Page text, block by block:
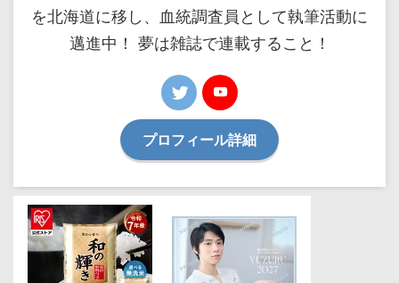
を北海道に移し、血統調査員として執筆活動に
邁進中！ 夢は雑誌で連載すること！
プロフィール詳細